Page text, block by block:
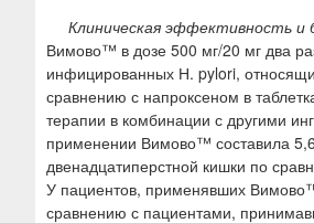
Клиническая эффективность и
Вимово™ в дозе 500 мг/20 мг два
инфицированных Н. pylori,
сравнению с напроксеном в
терапии в комбинации с другими
применении Вимово™ составила
двенадцатиперстной кишки по
У пациентов, применявших
сравнению с пациентами,